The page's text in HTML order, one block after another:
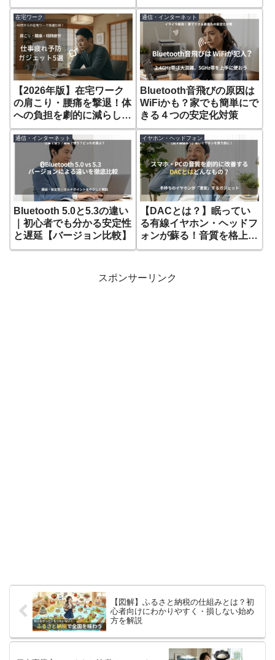
ト
の寒さ対策に最適な理由
在宅ワーク
【2026年版】在宅ワーク
の肩こり・腰痛を撃退！体
への負担を劇的に減らし効
率化するガジェット5選
通信・インターネット
Bluetooth音飛びの原因は
WiFiかも？家でも簡単にで
きる４つの安定化対策
通信・インターネット
Bluetooth 5.0と5.3の違い
｜初心者でも分かる安定性
と遅延【バージョン比較】
イヤホン・ヘッドフォン
【DACとは？】眠ってい
る有線イヤホン・ヘッドフ
ォンが蘇る！音質を格上げ
する『DAC』導入
スポンサーリンク
【図解】ふるさと納税の仕組みとは？初
心者向けにわかりやすく・損しない始め
方を解説